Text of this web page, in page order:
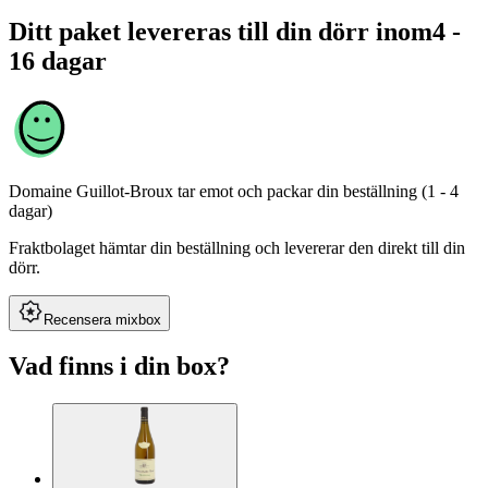
Ditt paket levereras till din dörr inom4 -
16 dagar
Domaine Guillot-Broux tar emot och packar din beställning (1 - 4
dagar)
Fraktbolaget hämtar din beställning och levererar den direkt till din
dörr.
Recensera mixbox
Vad finns i din box?